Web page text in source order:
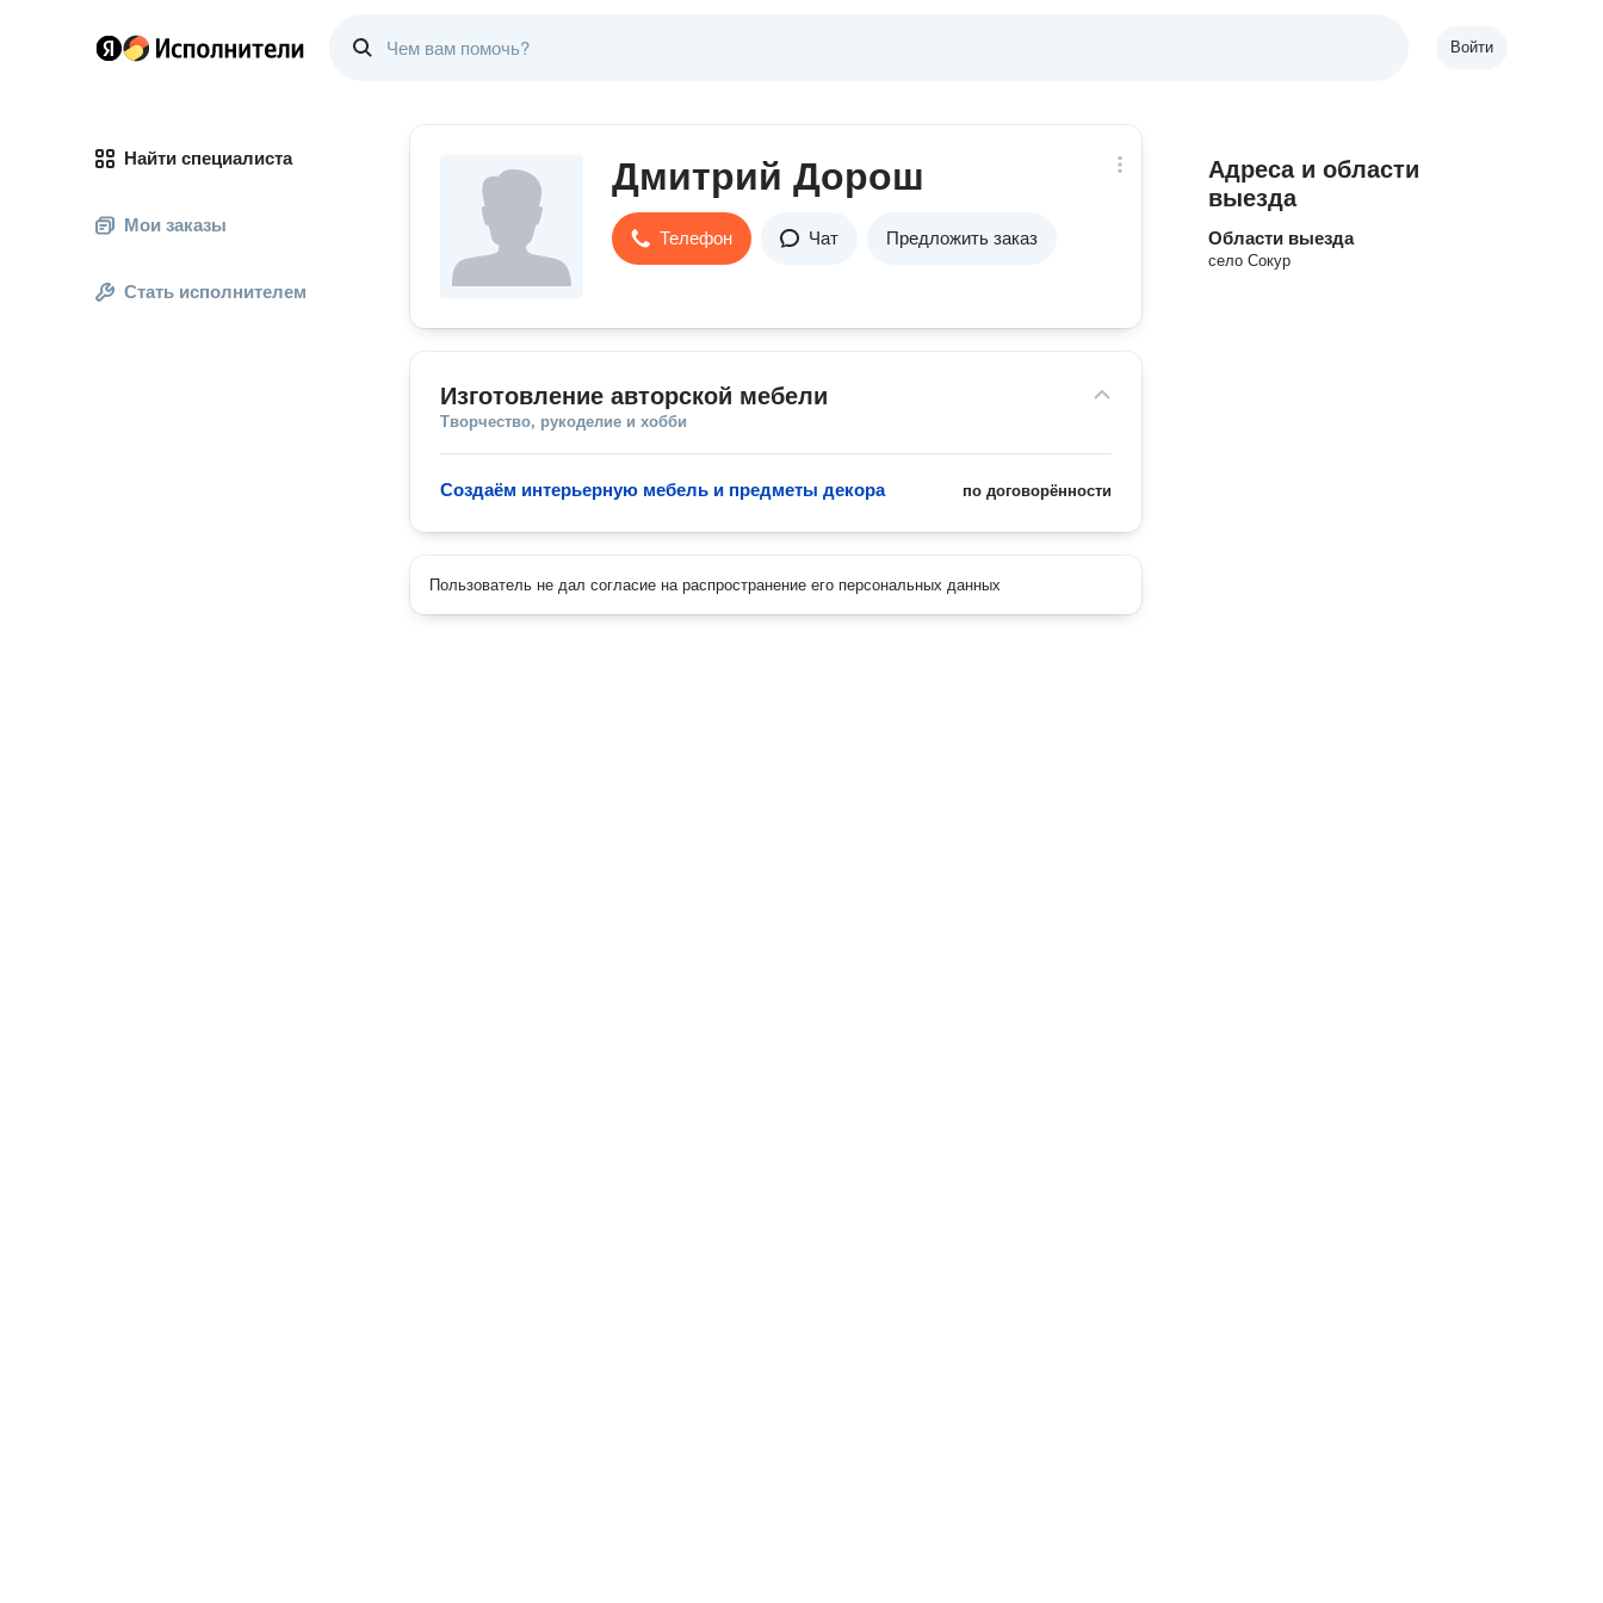
Войти
Найти специалиста
Мои заказы
Стать исполнителем
Дмитрий Дорош
Телефон Чат Предложить заказ
Изготовление авторской мебели
Творчество, рукоделие и хобби
по договорённости
Создаём интерьерную мебель и предметы декора
Пользователь не дал согласие на распространение его персональных данных
Адреса и области
выезда
Области выезда
село Сокур